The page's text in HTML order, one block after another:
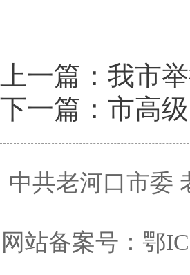
上一篇：我市
下一篇：市高
中共老河口市委
网站备案号： 鄂